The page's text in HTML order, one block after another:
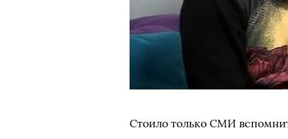
Стоило только СМИ